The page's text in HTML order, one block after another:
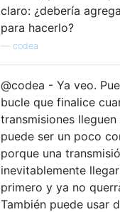
claro: ¿debería
para hacerlo?
codea
@codea - Ya veo.
bucle que finalice
transmisiones lleguen
puede ser un poco
porque una
inevitablemente
primero y ya no
También puede usar